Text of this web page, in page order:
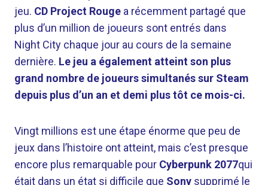
jeu. CD Project Rouge a récemment partagé que
plus d’un million de joueurs sont entrés dans
Night City chaque jour au cours de la semaine
dernière. Le jeu a également atteint son plus
grand nombre de joueurs simultanés sur Steam
depuis plus d’un an et demi plus tôt ce mois-ci.
Vingt millions est une étape énorme que peu de
jeux dans l’histoire ont atteint, mais c’est presque
encore plus remarquable pour Cyberpunk 2077qui
était dans un état si difficile que Sony supprimé le